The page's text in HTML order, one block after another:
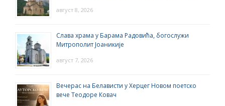
август 8, 2026
Слава храма у Барама Радовића, богослужи
Митрополит Јоаникије
август 7, 2026
Вечерас на Белависти у Херцег Новом поетско
вече Теодоре Ковач